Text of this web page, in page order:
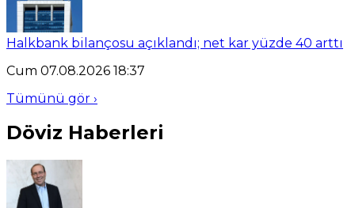
Halkbank bilançosu açıklandı; net kar yüzde 40 arttı
Cum 07.08.2026 18:37
Tümünü gör ›
Döviz Haberleri